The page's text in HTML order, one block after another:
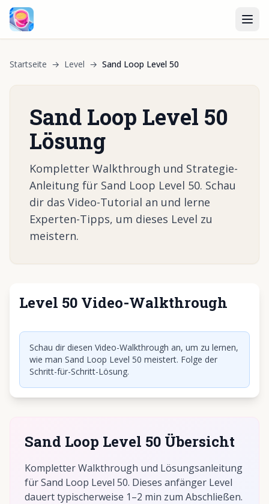
Startseite → Level → Sand Loop Level 50
Sand Loop Level 50
Lösung
Kompletter Walkthrough und Strategie-
Anleitung für Sand Loop Level 50. Schau
dir das Video-Tutorial an und lerne
Experten-Tipps, um dieses Level zu
meistern.
Level 50 Video-Walkthrough
Klicken, um Video abzuspielen
Schau dir diesen Video-Walkthrough an, um zu lernen,
wie man Sand Loop Level 50 meistert. Folge der
Schritt-für-Schritt-Lösung.
Sand Loop Level 50 Übersicht
Kompletter Walkthrough und Lösungsanleitung
für Sand Loop Level 50. Dieses anfänger Level
dauert typischerweise 1–2 min zum Abschließen.